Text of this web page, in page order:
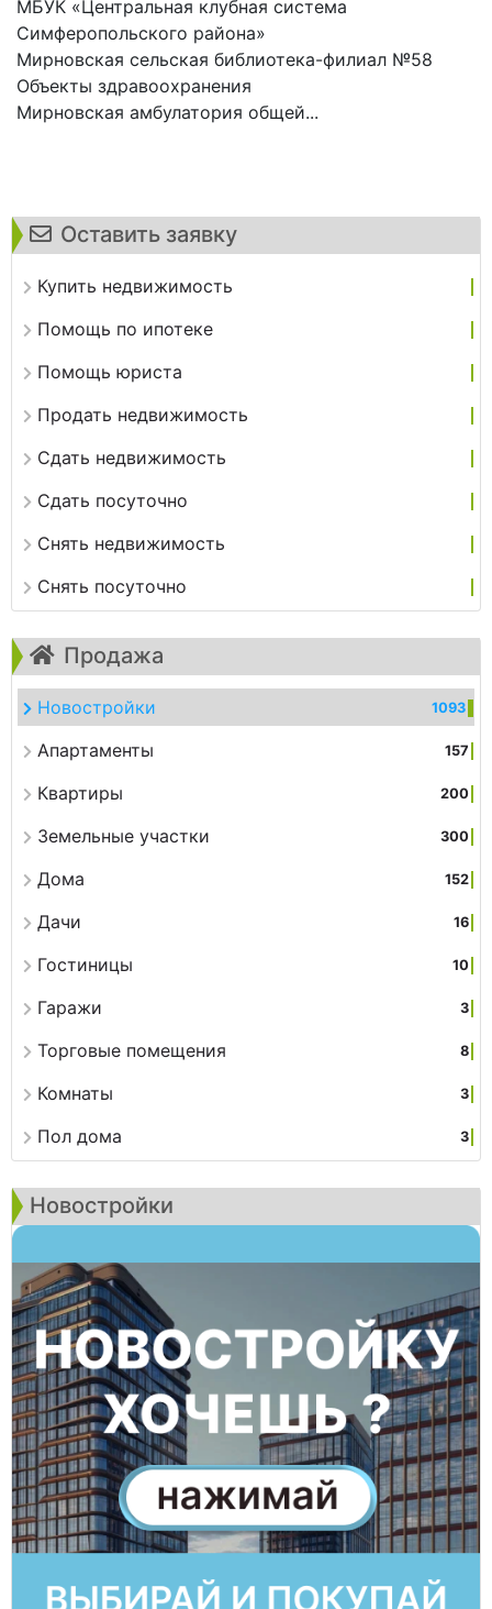
Оставить заявку
Купить недвижимость
Помощь по ипотеке
Помощь юриста
Продать недвижимость
Сдать недвижимость
Сдать посуточно
Снять недвижимость
Снять посуточно
Продажа
Новостройки 1093
Апартаменты 157
Квартиры 200
Земельные участки 300
Дома 152
Дачи 16
Гостиницы 10
Гаражи 3
Торговые помещения 8
Комнаты 3
Пол дома 3
Новостройки
МБУК «Центральная клубная система
Симферопольского района»
Мирновская сельская библиотека-филиал №58
Объекты здравоохранения
Мирновская амбулатория общей...